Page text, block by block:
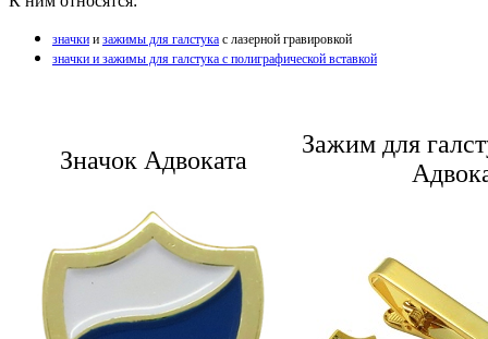
значки и зажимы для галстука с лазерной гравировкой
значки и зажимы для галстука с полиграфической вставкой
Значок Адвоката
Зажим для